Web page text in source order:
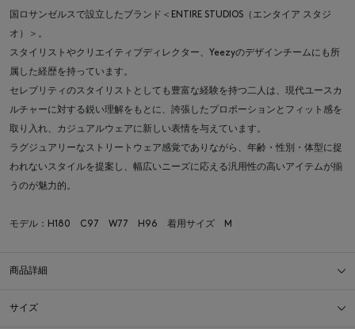
国ロサンゼルスで設立したブランド＜ENTIRE STUDIOS（エンタイア スタジ
オ）＞。
スタイリストやクリエイティブディレクター、Yeezyのデザインチームにも所
属した経歴を持っています。
セレブリティのスタイリストとしても豊富な経験を持つ二人は、現代ユースカ
ルチャーに対する鋭い理解をもとに、誇張したプロポーションとフィット感を
取り入れ、カジュアルウェアに新しい表情を与えています。
ラグジュアリーなストリートウェア感覚でありながら、年齢・性別・体型に捉
われないスタイルを提案し、幅広いニーズに応える汎用性の高いアイテムが揃
うのが魅力的。
モデル：H180 C97 W77 H96 着用サイズ M
商品詳細
サイズ